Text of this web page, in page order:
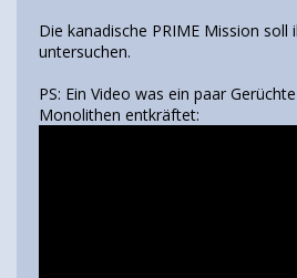
Die kanadische PRIME Mission soll
untersuchen.
PS: Ein Video was ein paar
Monolithen entkräftet: